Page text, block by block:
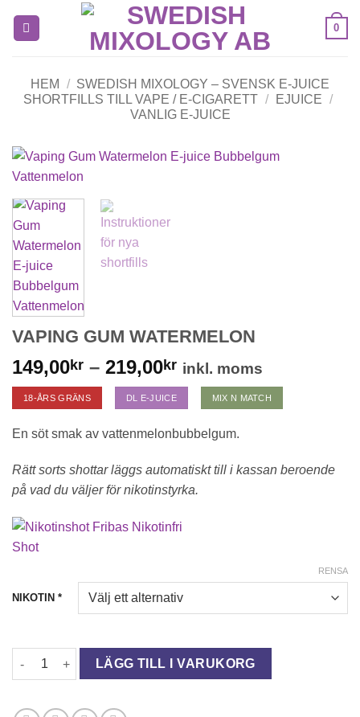
0
HEM / SWEDISH MIXOLOGY – SVENSK E-JUICE
SHORTFILLS TILL VAPE / E-CIGARETT / EJUICE /
VANLIG E-JUICE
VAPING GUM WATERMELON
149,00kr – 219,00krPrisintervall:
149,00kr
till
219,00kr
inkl. moms
18-ÅRS GRÄNS DL E-JUICE MIX N MATCH
En söt smak av vattenmelonbubbelgum.
Rätt sorts shottar läggs automatiskt till i kassan beroende
på vad du väljer för nikotinstyrka.
NIKOTIN *
RENSA
VAPING GUM WATERMELON mängd
LÄGG TILL I VARUKORG